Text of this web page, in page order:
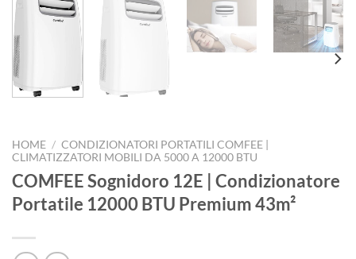
HOME / CONDIZIONATORI PORTATILI COMFEE |
CLIMATIZZATORI MOBILI DA 5000 A 12000 BTU
COMFEE Sognidoro 12E | Condizionatore
Portatile 12000 BTU Premium 43m²